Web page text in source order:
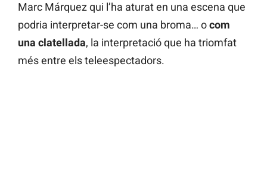
Marc Márquez qui l’ha aturat en una escena que
podria interpretar-se com una broma… ocom
una clatellada, la interpretació que ha triomfat
més entre els teleespectadors.